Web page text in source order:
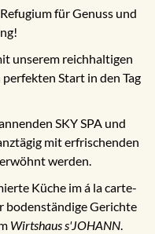
für Genuss und
unserem reichhaltigen
Start in den Tag
SKY SPA und
mit erfrischenden
werden.
Küche im á la carte-
bodenständige Gerichte
Wirtshaus s'JOHANN.